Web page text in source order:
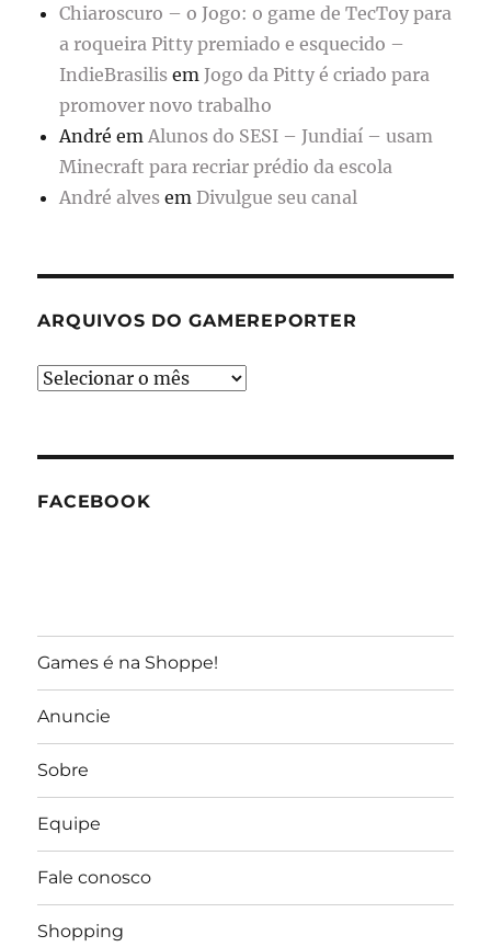
Chiaroscuro – o Jogo: o game de TecToy para
a roqueira Pitty premiado e esquecido –
IndieBrasilis em Jogo da Pitty é criado para
promover novo trabalho
André em Alunos do SESI – Jundiaí – usam
Minecraft para recriar prédio da escola
André alves em Divulgue seu canal
ARQUIVOS DO GAMEREPORTER
Arquivos
FACEBOOK
Games é na Shoppe!
Anuncie
Sobre
Equipe
Fale conosco
Shopping